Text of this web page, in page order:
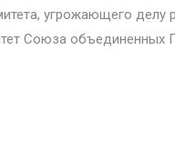
угрожающего
Союза объединенных